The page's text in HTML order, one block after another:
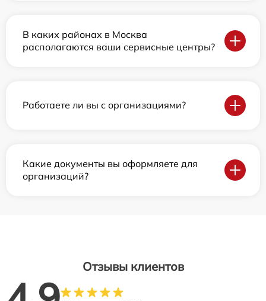
В каких районах в Москва
располагаются ваши сервисные центры?
Работаете ли вы с организациями?
Какие документы вы оформляете для
организаций?
Отзывы клиентов